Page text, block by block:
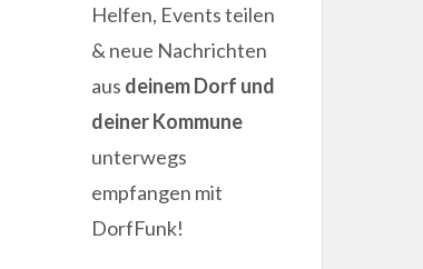
Helfen, Events teilen
& neue Nachrichten
aus deinem Dorf und
deiner Kommune
unterwegs
empfangen mit
DorfFunk!